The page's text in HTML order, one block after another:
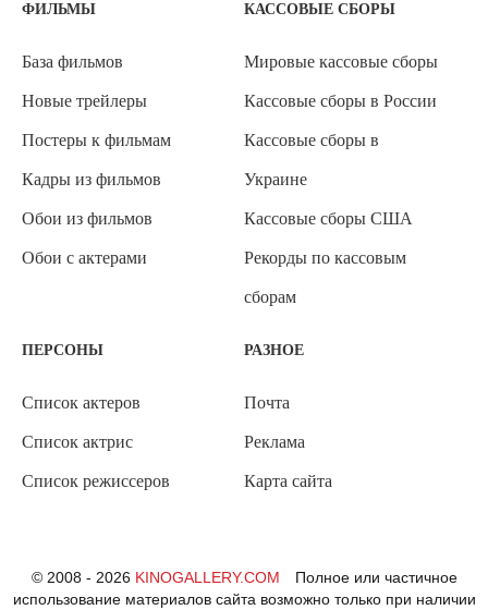
ФИЛЬМЫ
База фильмов
Новые трейлеры
Постеры к фильмам
Кадры из фильмов
Обои из фильмов
Обои с актерами
КАССОВЫЕ СБОРЫ
Мировые кассовые сборы
Кассовые сборы в России
Кассовые сборы в
Украине
Кассовые сборы США
Рекорды по кассовым
сборам
ПЕРСОНЫ
Список актеров
Список актрис
Список режиссеров
РАЗНОЕ
Почта
Реклама
Карта сайта
© 2008 - 2026 KINOGALLERY.COM
Полное или частичное
использование материалов сайта возможно только при наличии